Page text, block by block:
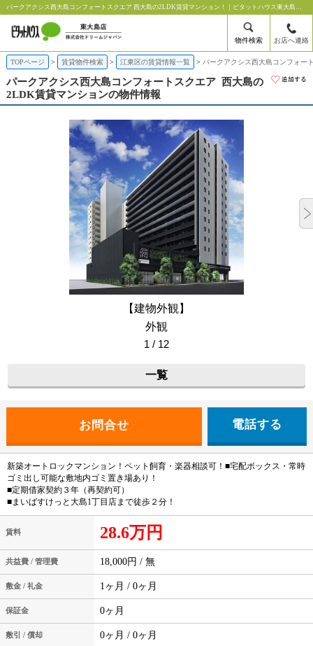
物件検索 お店へ連絡
パークアクシス西大島コンフォートスクエア 西大島の2LDK賃貸マンション！｜ピタットハウス東大島店【株式会社ドリームジャパン】
TOPページ 賃貸物件検索 江東区の賃貸情報一覧 パークアクシス西大島コンフォー
パークアクシス西大島コンフォートスクエア 西大島の
2LDK賃貸マンションの物件情報
【建物外観】
外観
1 / 12
一覧
電話する
新築オートロックマンション！ペット飼育・楽器相談可！■宅配ボックス・常時
ゴミ出し可能な敷地内ゴミ置き場あり！
■定期借家契約３年（再契約可）
■まいばすけっと大島1丁目店まで徒歩２分！
賃料 28.6万円
共益費 / 管理費 18,000円 / 無
敷金 / 礼金 1ヶ月 / 0ヶ月
保証金 0ヶ月
敷引 / 償却 0ヶ月 / 0ヶ月